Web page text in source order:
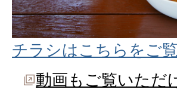
チラシはこちらをご
動画もご覧いただ